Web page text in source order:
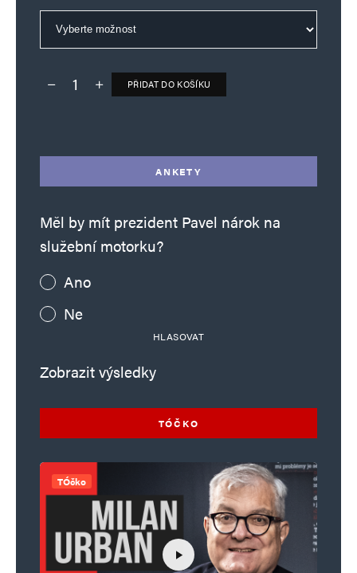
Deník TO – verze bez reklam množství
PŘIDAT DO KOŠÍKU
ANKETY
Měl by mít prezident Pavel nárok na
služební motorku?
Ano
Ne
HLASOVAT
Zobrazit výsledky
TÓČKO
TÓčko